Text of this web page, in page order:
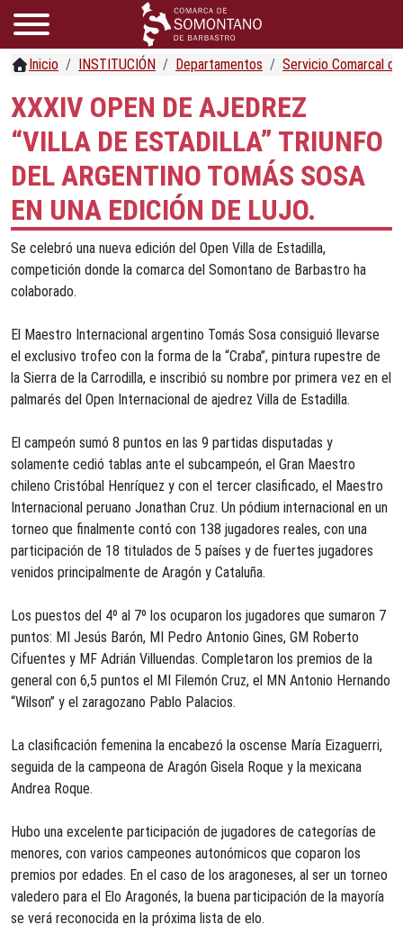
Inicio INSTITUCIÓN Departamentos Servicio Comarcal
XXXIV OPEN DE AJEDREZ
“VILLA DE ESTADILLA” TRIUNFO
DEL ARGENTINO TOMÁS SOSA
EN UNA EDICIÓN DE LUJO.
Se celebró una nueva edición del Open Villa de Estadilla,
competición donde la comarca del Somontano de Barbastro ha
colaborado.
El Maestro Internacional argentino Tomás Sosa consiguió llevarse
el exclusivo trofeo con la forma de la “Craba”, pintura rupestre de
la Sierra de la Carrodilla, e inscribió su nombre por primera vez en el
palmarés del Open Internacional de ajedrez Villa de Estadilla.
El campeón sumó 8 puntos en las 9 partidas disputadas y
solamente cedió tablas ante el subcampeón, el Gran Maestro
chileno Cristóbal Henríquez y con el tercer clasificado, el Maestro
Internacional peruano Jonathan Cruz. Un pódium internacional en un
torneo que finalmente contó con 138 jugadores reales, con una
participación de 18 titulados de 5 países y de fuertes jugadores
venidos principalmente de Aragón y Cataluña.
Los puestos del 4º al 7º los ocuparon los jugadores que sumaron 7
puntos: MI Jesús Barón, MI Pedro Antonio Gines, GM Roberto
Cifuentes y MF Adrián Villuendas. Completaron los premios de la
general con 6,5 puntos el MI Filemón Cruz, el MN Antonio Hernando
“Wilson” y el zaragozano Pablo Palacios.
La clasificación femenina la encabezó la oscense María Eizaguerri,
seguida de la campeona de Aragón Gisela Roque y la mexicana
Andrea Roque.
Hubo una excelente participación de jugadores de categorías de
menores, con varios campeones autonómicos que coparon los
premios por edades. En el caso de los aragoneses, al ser un torneo
valedero para el Elo Aragonés, la buena participación de la mayoría
se verá reconocida en la próxima lista de elo.